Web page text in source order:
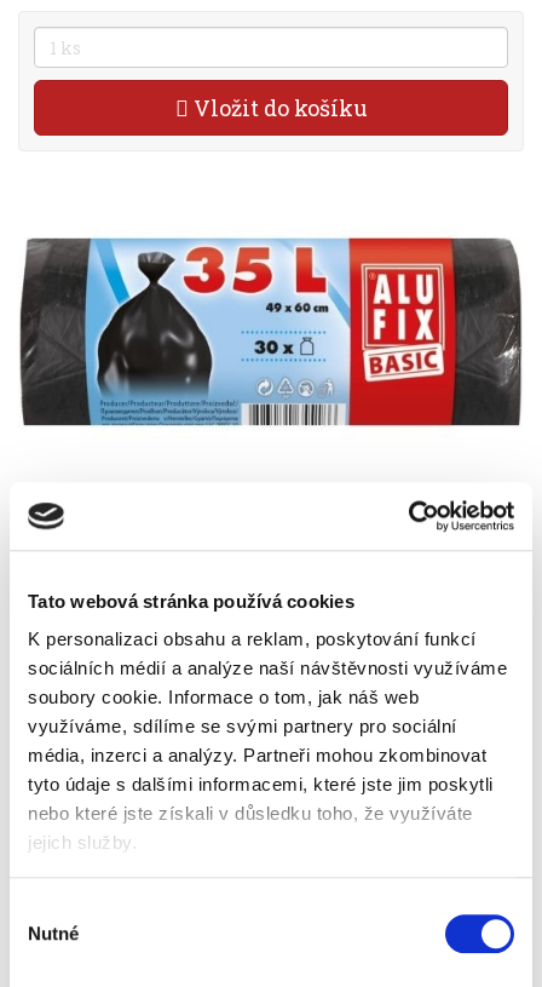
Tato webová stránka používá cookies
K personalizaci obsahu a reklam, poskytování funkcí
sociálních médií a analýze naší návštěvnosti využíváme
soubory cookie. Informace o tom, jak náš web
využíváme, sdílíme se svými partnery pro sociální
média, inzerci a analýzy. Partneři mohou zkombinovat
tyto údaje s dalšími informacemi, které jste jim poskytli
nebo které jste získali v důsledku toho, že využíváte
jejich služby.
souhlasu
Nutné
Vložit do košíku
Popis Alternativní produkty
pytle na odpad
vhodné do kanceláří, domácností a provozů
objem 35 l
tloušťka fólie 8 mic
balení 30 ks
barva černá
Informace o produktu